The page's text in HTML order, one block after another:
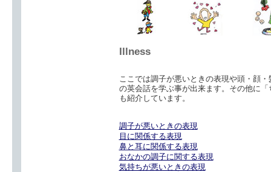
Illness
ここでは調子が悪いときの表現や頭・顔
の英会話を学ぶ事が出来ます。その他に
も紹介しています。
調子が悪いときの表現
目に関係する表現
鼻と耳に関係する表現
おなかの調子に関する表現
気持ちが悪いときの表現